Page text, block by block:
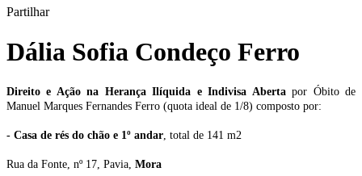
Partilhar
Dália Sofia Condeço Ferro
Direito e Ação na Herança Ilíquida e Indivisa Abertapor Óbito de
Manuel Marques Fernandes Ferro (quota ideal de 1/8) composto por:
- Casa de rés do chão e 1º andar, total de 141 m2
Rua da Fonte, nº 17, Pavia, Mora